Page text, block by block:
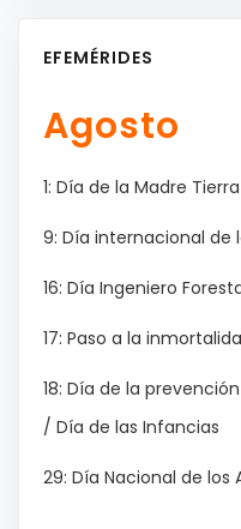
EFEMÉRIDES
Agosto
1: Día de la Madre Tierra
9: Día internacional de
16: Día Ingeniero
17: Paso a la
18: Día de la
/ Día de las Infancias
29: Día Nacional de los